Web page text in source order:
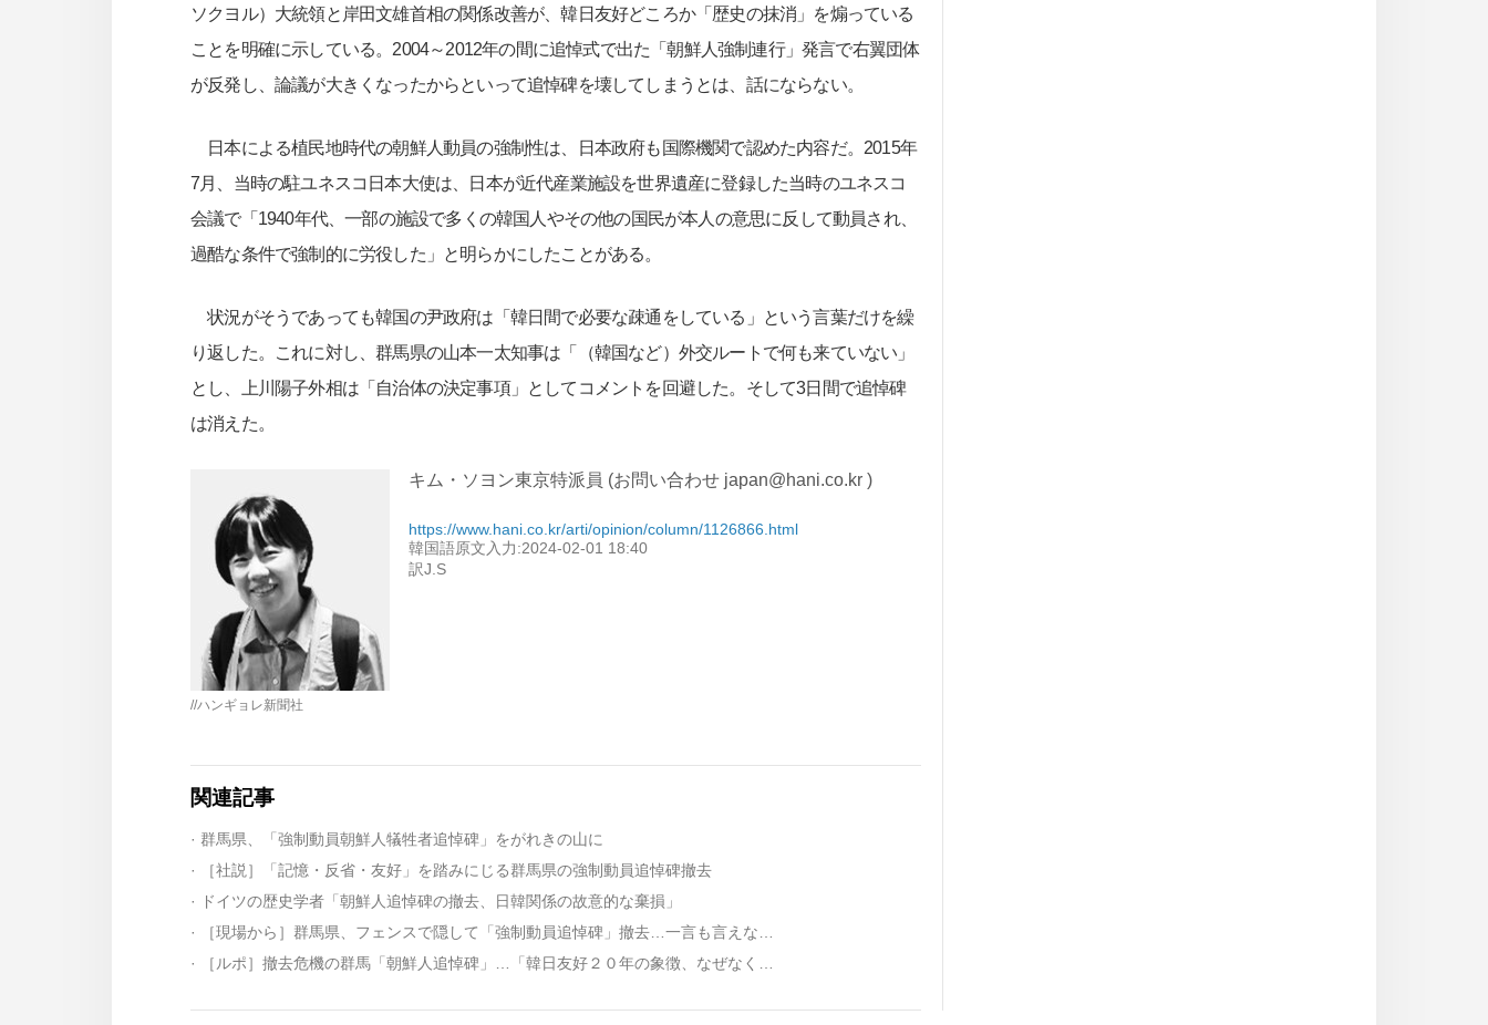
ソクヨル）大統領と岸田文雄首相の関係改善が、韓日友好どころか「歴史の抹消」を煽っている
ことを明確に示している。2004～2012年の間に追悼式で出た「朝鮮人強制連行」発言で右翼団体
が反発し、論議が大きくなったからといって追悼碑を壊してしまうとは、話にならない。
日本による植民地時代の朝鮮人動員の強制性は、日本政府も国際機関で認めた内容だ。2015年
7月、当時の駐ユネスコ日本大使は、日本が近代産業施設を世界遺産に登録した当時のユネスコ
会議で「1940年代、一部の施設で多くの韓国人やその他の国民が本人の意思に反して動員され、
過酷な条件で強制的に労役した」と明らかにしたことがある。
状況がそうであっても韓国の尹政府は「韓日間で必要な疎通をしている」という言葉だけを繰
り返した。これに対し、群馬県の山本一太知事は「（韓国など）外交ルートで何も来ていない」
とし、上川陽子外相は「自治体の決定事項」としてコメントを回避した。そして3日間で追悼碑
は消えた。
//ハンギョレ新聞社
キム・ソヨン東京特派員 (お問い合わせ japan@hani.co.kr )
https://www.hani.co.kr/arti/opinion/column/1126866.html
韓国語原文入力:2024-02-01 18:40
訳J.S
関連記事
· 群馬県、「強制動員朝鮮人犠牲者追悼碑」をがれきの山に
· ［社説］「記憶・反省・友好」を踏みにじる群馬県の強制動員追悼碑撤去
· ドイツの歴史学者「朝鮮人追悼碑の撤去、日韓関係の故意的な棄損」